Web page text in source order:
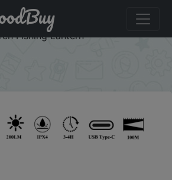
Newest Motion Sensor LED
Built-in Battery Headlight
Fishing Lantern